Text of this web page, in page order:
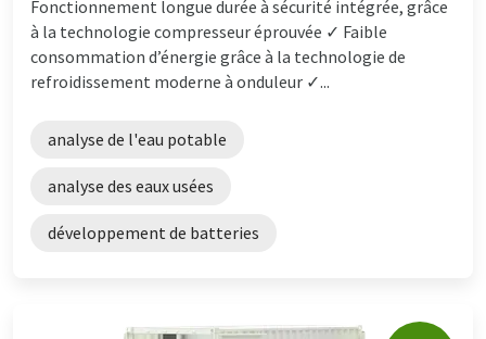
Fonctionnement longue durée à sécurité intégrée, grâce
à la technologie compresseur éprouvée ✓ Faible
consommation d’énergie grâce à la technologie de
refroidissement moderne à onduleur ✓...
analyse de l'eau potable
analyse des eaux usées
développement de batteries